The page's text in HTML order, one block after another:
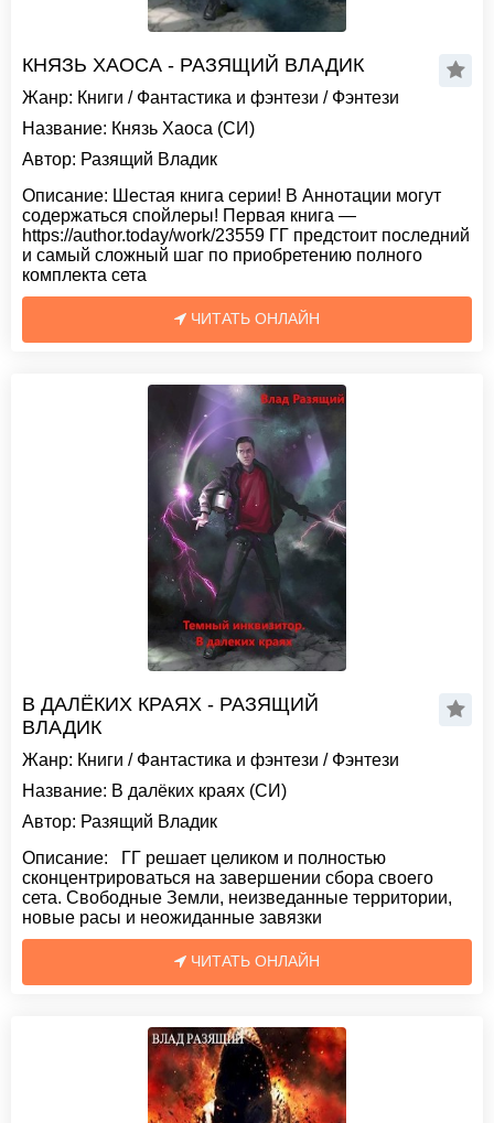
КНЯЗЬ ХАОСА - РАЗЯЩИЙ ВЛАДИК
Жанр: Книги / Фантастика и фэнтези / Фэнтези
Название: Князь Хаоса (СИ)
Автор: Разящий Владик
Описание: Шестая книга серии! В Аннотации могут
содержаться спойлеры! Первая книга —
https://author.today/work/23559 ГГ предстоит последний
и самый сложный шаг по приобретению полного
комплекта сета
ЧИТАТЬ ОНЛАЙН
В ДАЛЁКИХ КРАЯХ - РАЗЯЩИЙ
ВЛАДИК
Жанр: Книги / Фантастика и фэнтези / Фэнтези
Название: В далёких краях (СИ)
Автор: Разящий Владик
Описание: ГГ решает целиком и полностью
сконцентрироваться на завершении сбора своего
сета. Свободные Земли, неизведанные территории,
новые расы и неожиданные завязки
ЧИТАТЬ ОНЛАЙН